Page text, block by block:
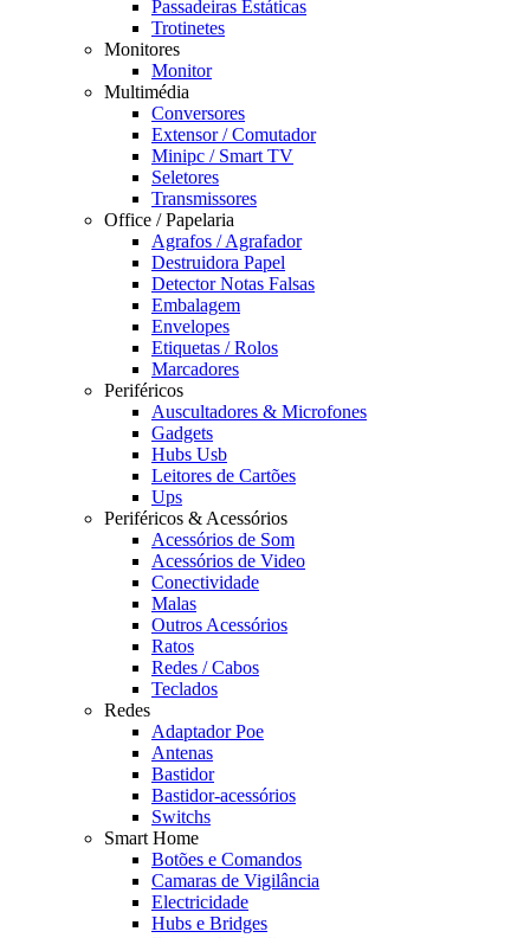
Passadeiras Estáticas
Trotinetes
Monitores
Monitor
Multimédia
Conversores
Extensor / Comutador
Minipc / Smart TV
Seletores
Transmissores
Office / Papelaria
Agrafos / Agrafador
Destruidora Papel
Detector Notas Falsas
Embalagem
Envelopes
Etiquetas / Rolos
Marcadores
Periféricos
Auscultadores & Microfones
Gadgets
Hubs Usb
Leitores de Cartões
Ups
Periféricos & Acessórios
Acessórios de Som
Acessórios de Video
Conectividade
Malas
Outros Acessórios
Ratos
Redes / Cabos
Teclados
Redes
Adaptador Poe
Antenas
Bastidor
Bastidor-acessórios
Switchs
Smart Home
Botões e Comandos
Camaras de Vigilância
Electricidade
Hubs e Bridges